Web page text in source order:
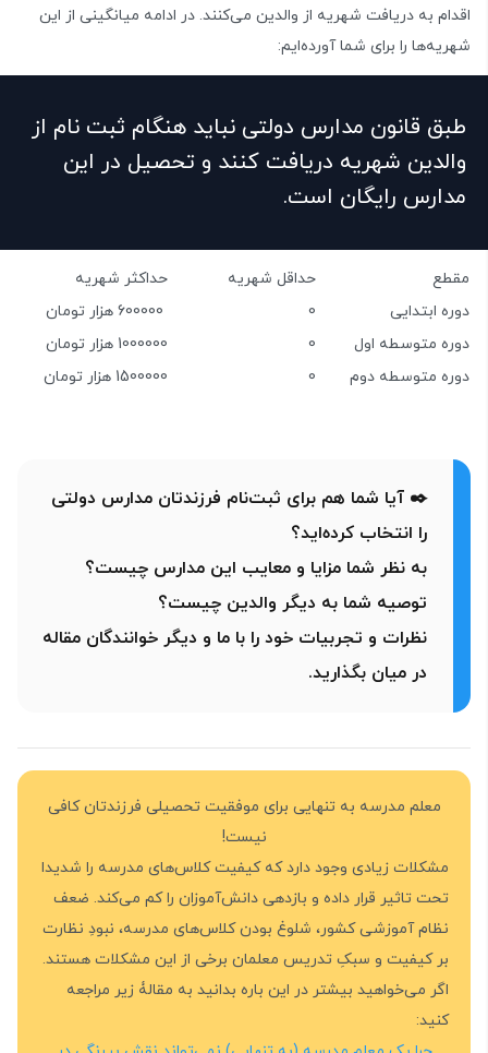
اقدام به دریافت شهریه از والدین می‌کنند. در ادامه میانگینی از این
شهریه‌ها را برای شما آورده‌ایم:
طبق قانون مدارس دولتی نباید هنگام ثبت نام از
والدین شهریه دریافت کنند و تحصیل در این
مدارس رایگان است.
مقطع حداقل شهریه
حداکثر شهریه
دوره ابتدایی
0
دوره متوسطه اول
0
1000000 هزار تومان
دوره متوسطه دوم
0 1500000 هزار تومان
✒️ آیا شما هم برای ثبت‌نام فرزندتان مدارس دولتی
را انتخاب کرده‌اید؟
به نظر شما مزایا و معایب این مدارس چیست؟
توصیه شما به دیگر والدین چیست؟
نظرات و تجربیات خود را با ما و دیگر خوانندگان مقاله
در میان بگذارید.
معلم مدرسه به تنهایی برای موفقیت تحصیلی فرزندتان کافی
نیست!
مشکلات زیادی وجود دارد که کیفیت کلاس‌های مدرسه را شدیدا
تحت تاثیر قرار داده و بازدهی دانش‌آموزان را کم می‌کند. ضعف
نظام آموزشی کشور، شلوغ بودن کلاس‌های مدرسه، نبودِ نظارت
بر کیفیت و سبکِ تدریس معلمان برخی از این مشکلات هستند.
اگر می‌خواهید بیشتر در این باره بدانید به مقالۀ زیر مراجعه
کنید: